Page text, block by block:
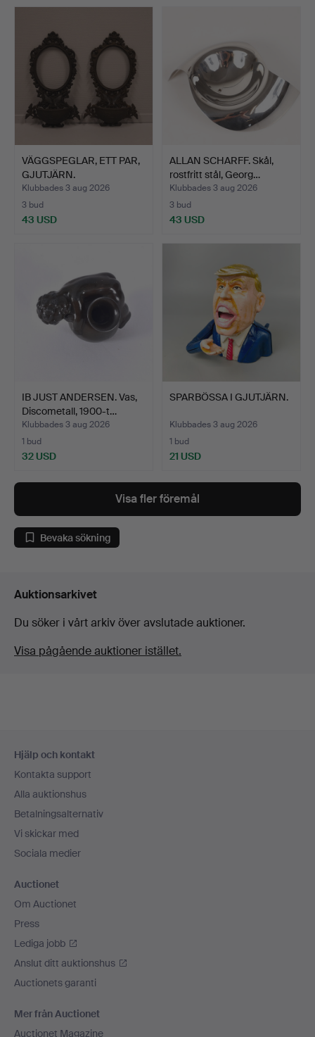
VÄGGSPEGLAR, ETT PAR,
GJUTJÄRN.
Klubbades 3 aug 2026
3 bud
43 USD
ALLAN SCHARFF. Skål,
rostfritt stål, Georg…
Klubbades 3 aug 2026
3 bud
43 USD
IB JUST ANDERSEN. Vas,
Discometall, 1900-t…
Klubbades 3 aug 2026
1 bud
32 USD
SPARBÖSSA I GJUTJÄRN.
Klubbades 3 aug 2026
1 bud
21 USD
Visa fler föremål
Bevaka sökning
Auktionsarkivet
Du söker i vårt arkiv över avslutade auktioner.
Visa pågående auktioner istället.
Hjälp och kontakt
Kontakta support
Alla auktionshus
Betalningsalternativ
Vi skickar med
Sociala medier
Auctionet
Om Auctionet
Press
Lediga jobb
Anslut ditt auktionshus
Auctionets garanti
Mer från Auctionet
Auctionet Magazine